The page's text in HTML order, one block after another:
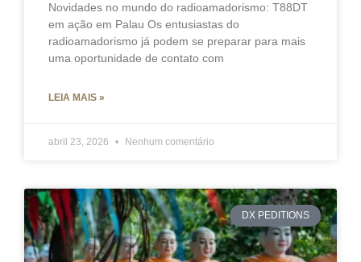
Novidades no mundo do radioamadorismo: T88DT
em ação em Palau Os entusiastas do
radioamadorismo já podem se preparar para mais
uma oportunidade de contato com
LEIA MAIS »
abril 23, 2026 Nenhum comentário
DX PEDITIONS